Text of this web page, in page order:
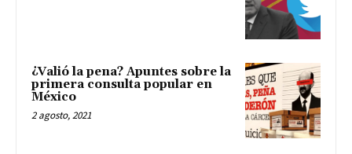
¿Valió la pena? Apuntes sobre la
primera consulta popular en
México
2 agosto, 2021